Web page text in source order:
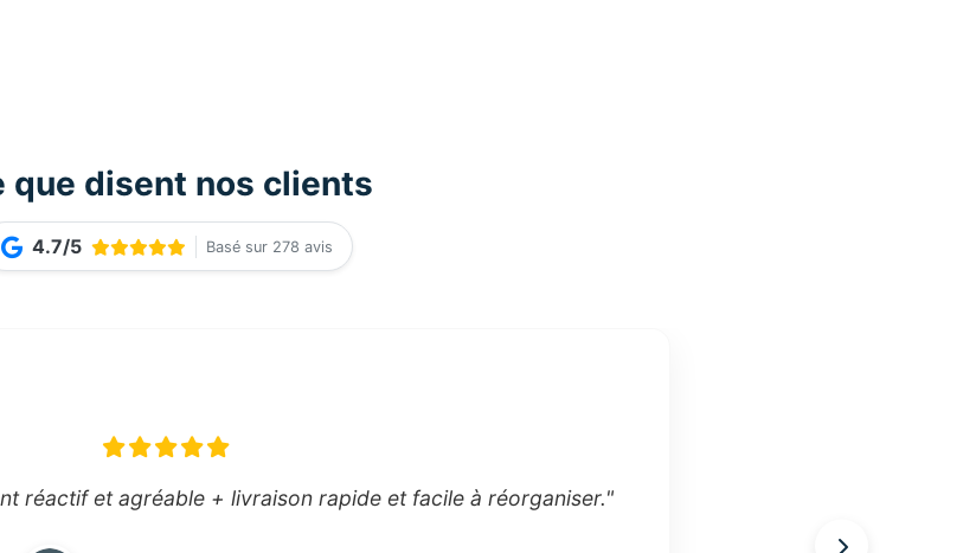
que disent nos clients
4.7/5 Basé sur 278 avis
réactif et agréable + livraison rapide et facile à réorganiser."